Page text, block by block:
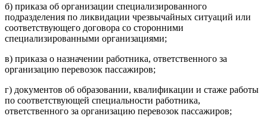
б) приказа об организации специализированного
подразделения по ликвидации чрезвычайных ситуаций или
соответствующего договора со сторонними
специализированными организациями;
в) приказа о назначении работника, ответственного за
организацию перевозок пассажиров;
г) документов об образовании, квалификации и стаже работы
по соответствующей специальности работника,
ответственного за организацию перевозок пассажиров;